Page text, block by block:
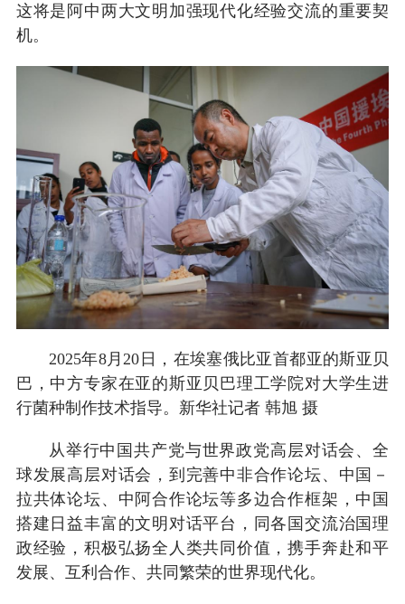
这将是阿中两大文明加强现代化经验交流的重要契
机。
2025年8月20日，在埃塞俄比亚首都亚的斯亚贝
巴，中方专家在亚的斯亚贝巴理工学院对大学生进
行菌种制作技术指导。新华社记者 韩旭 摄
从举行中国共产党与世界政党高层对话会、全
球发展高层对话会，到完善中非合作论坛、中国－
拉共体论坛、中阿合作论坛等多边合作框架，中国
搭建日益丰富的文明对话平台，同各国交流治国理
政经验，积极弘扬全人类共同价值，携手奔赴和平
发展、互利合作、共同繁荣的世界现代化。